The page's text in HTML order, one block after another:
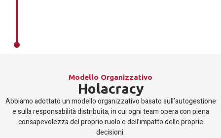
Modello Organizzativo
Holacracy
Abbiamo adottato un modello organizzativo basato sull’autogestione
e sulla responsabilità distribuita, in cui ogni team opera con piena
consapevolezza del proprio ruolo e dell’impatto delle proprie
decisioni.